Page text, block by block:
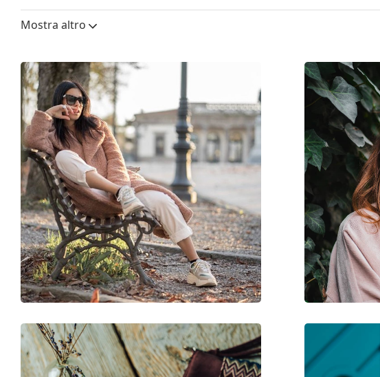
Diametro lente (Calibro):
Filtro UV 400:
Montatura
Forma montatura:
Cat Eye
Colore montatura:
Trasparente
Materiale montatura:
Plastica
Taglia:
Larghezza montatura:
141 mm
Lunghezza asta (Asta):
145 mm
Ponte:
17 mm
Peso:
45 g
Naselli regolabili:
No
Custodia:
Sì
Panno per pulizia:
Mostra altro